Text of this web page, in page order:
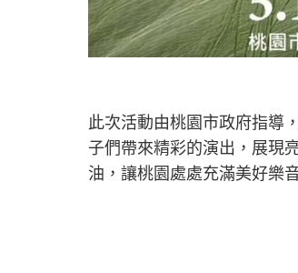
此次活動由桃園市政府指導
子們帶來精彩的演出，展現
油，讓桃園處處充滿美好樂